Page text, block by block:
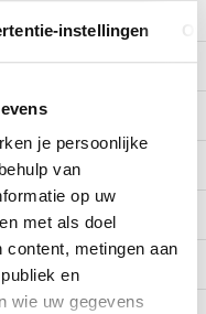
instellingen
je persoonlijke
van
op uw
met als doel
metingen aan
en
wie uw gegevens